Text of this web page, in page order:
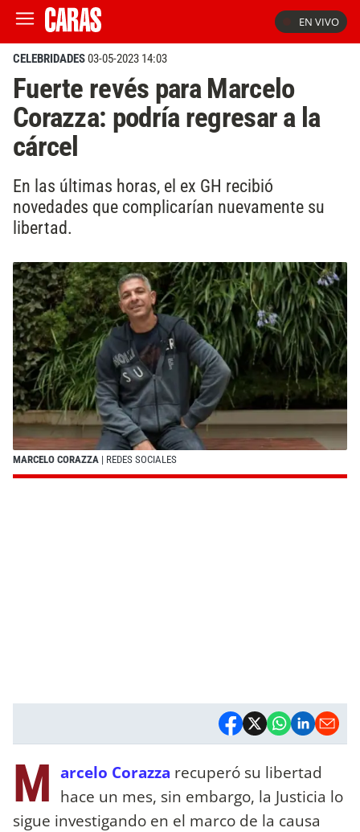
EN VIVO
CELEBRIDADES03-05-2023 14:03
Fuerte revés para Marcelo
Corazza: podría regresar a la
cárcel
En las últimas horas, el ex GH recibió
novedades que complicarían nuevamente su
libertad.
MARCELO CORAZZA | REDES SOCIALES
M arcelo Corazza recuperó su libertad
hace un mes, sin embargo, la Justicia lo
sigue investigando en el marco de la causa